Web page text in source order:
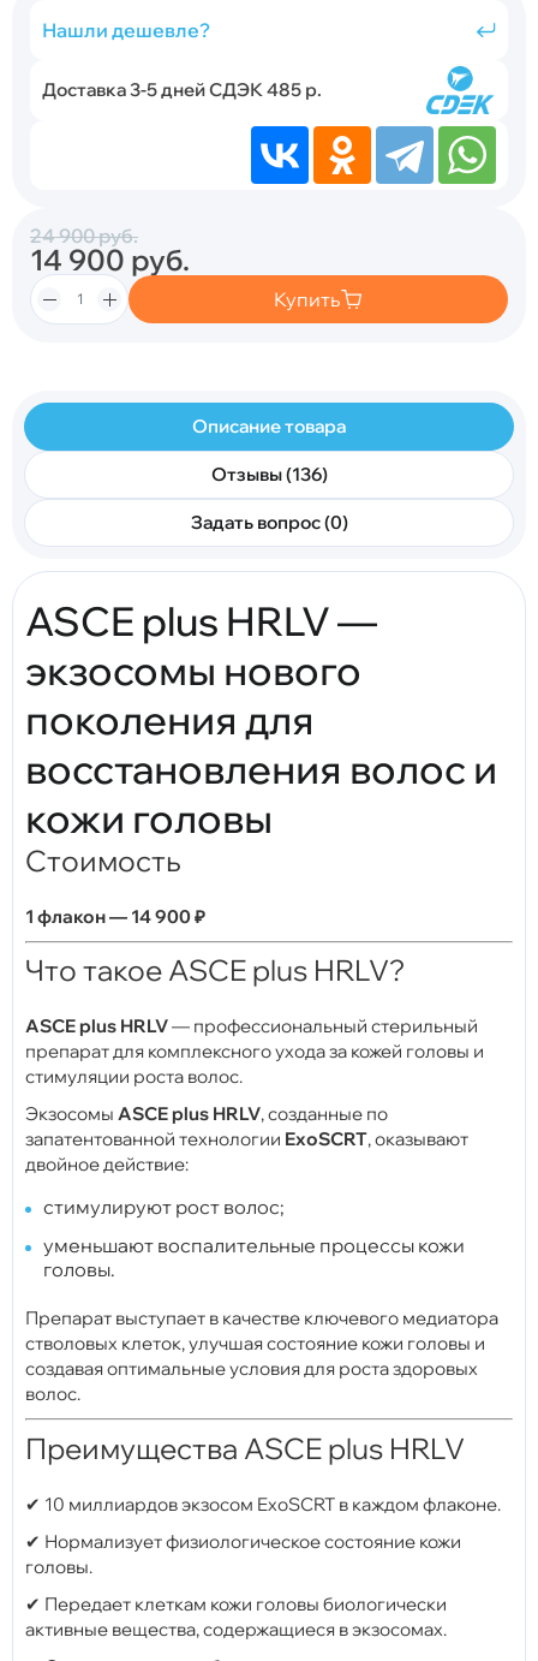
Нашли дешевле?
Доставка 3-5 дней СДЭК 485 р.
24 900руб.
14 900 руб.
Купить
Описание товара
Отзывы (136)
Задать вопрос (0)
ASCE plus HRLV —
экзосомы нового
поколения для
восстановления волос и
кожи головы
Стоимость
1 флакон — 14 900 ₽
Что такое ASCE plus HRLV?
ASCE plus HRLV— профессиональный стерильный
препарат для комплексного ухода за кожей головы и
стимуляции роста волос.
Экзосомы ASCE plus HRLV, созданные по
запатентованной технологии ExoSCRT, оказывают
двойное действие:
стимулируют рост волос;
уменьшают воспалительные процессы кожи
головы.
Препарат выступает в качестве ключевого медиатора
стволовых клеток, улучшая состояние кожи головы и
создавая оптимальные условия для роста здоровых
волос.
Преимущества ASCE plus HRLV
✔ 10 миллиардов экзосом ExoSCRT в каждом флаконе.
✔ Нормализует физиологическое состояние кожи
головы.
✔ Передает клеткам кожи головы биологически
активные вещества, содержащиеся в экзосомах.